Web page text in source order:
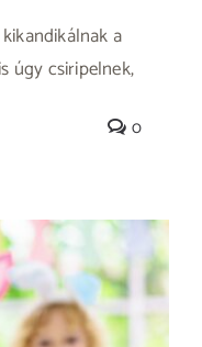
a
úgy csiripelnek,
0